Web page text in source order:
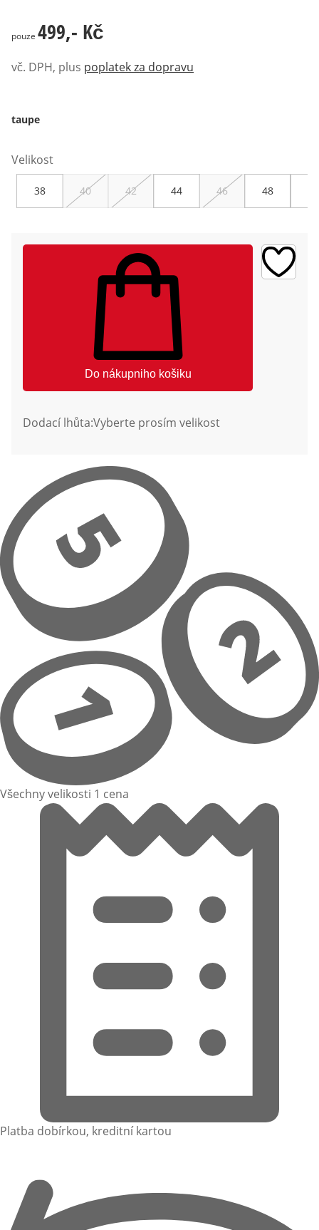
499,- Kč
pouze 499,- Kč
vč. DPH, plus poplatek za dopravu
taupe
Velikost
38 40 42 44 46 48
Do nákupniho košiku
Dodací lhůta:Vyberte prosím velikost
Všechny velikosti 1 cena
Platba dobírkou, kreditní kartou